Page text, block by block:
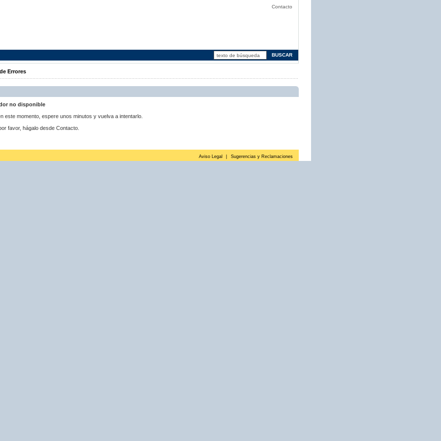
Contacto
Errores
no disponible
este momento, espere unos minutos y vuelva a intentarlo.
favor, hágalo desde Contacto.
Aviso Legal Sugerencias y Reclamaciones